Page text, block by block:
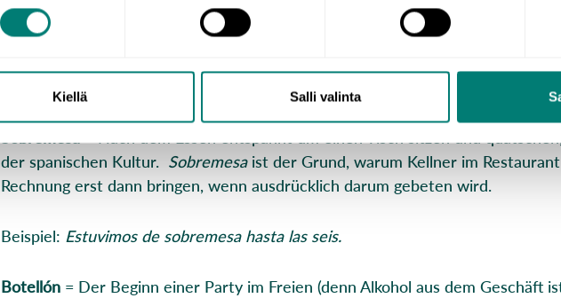
Kiellä Salli valinta
anderen Ländern möglicherweise gar nicht gibt. Viel Spaß beim Lesen!
Unübersetzbare spanische Wörter
Sobremesa= Nach dem Essen entspannt um einen Tisch sitzen und
der spanischen Kultur. Sobremesaist der Grund, warum Kellner im
Rechnung erst dann bringen, wenn ausdrücklich darum gebeten wird.
Beispiel: Estuvimos de sobremesa hasta las seis.
Botellón = Der Beginn einer Party im Freien (denn Alkohol aus dem Geschäft